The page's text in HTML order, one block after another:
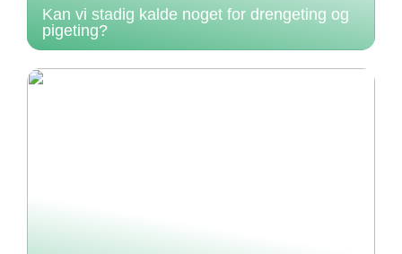
Kan vi stadig kalde noget for drengeting og
pigeting?